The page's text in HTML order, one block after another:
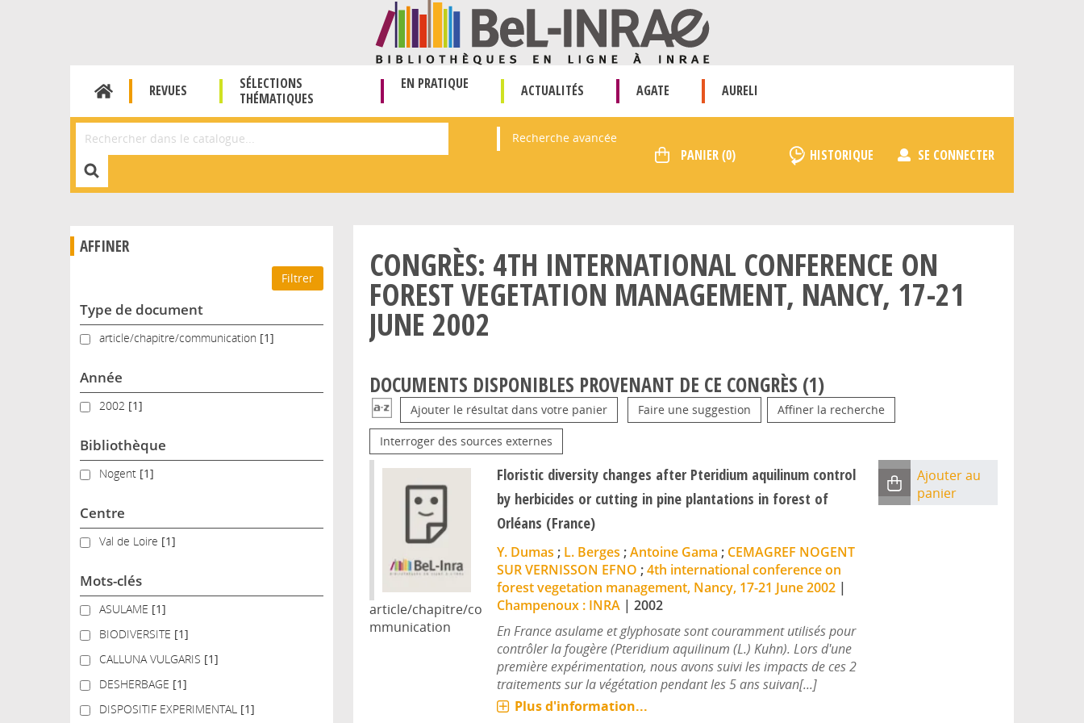
REVUES
SÉLECTIONS
THÉMATIQUES
EN PRATIQUE ACTUALITÉS AGATE AURELI
Affiner la Recherche Recherche avancée
HISTORIQUE SE CONNECTER
AFFINER
Type de document
article/chapitre/communication
article/chapitre/communication [1]
Année
20022002 [1]
Bibliothèque
NogentNogent [1]
Centre
Val de Loire
Val de Loire [1]
Mots-clés
ASULAME
ASULAME [1]
BIODIVERSITE
BIODIVERSITE [1]
CALLUNA VULGARIS
CALLUNA VULGARIS [1]
DESHERBAGE
DESHERBAGE [1]
DISPOSITIF EXPERIMENTAL
DISPOSITIF EXPERIMENTAL [1]
CONGRÈS: 4TH INTERNATIONAL CONFERENCE ON
FOREST VEGETATION MANAGEMENT, NANCY, 17-21
JUNE 2002
DOCUMENTS DISPONIBLES PROVENANT DE CE CONGRÈS (1)
Ajouter le résultat dans votre panier Faire une suggestion Affiner la recherche
Interroger des sources externes
article/chapitre/co
mmunication
Floristic diversity changes after Pteridium aquilinum control
by herbicides or cutting in pine plantations in forest of
Orléans (France)
Y. Dumas ; L. Berges ;Antoine Gama ; CEMAGREF NOGENT
SUR VERNISSON EFNO ;4th international conference on
forest vegetation management, Nancy, 17-21 June 2002 |
Champenoux : INRA| 2002
En France asulame et glyphosate sont couramment utilisés pour
contrôler la fougère (Pteridium aquilinum (L.) Kuhn). Lors d'une
première expérimentation, nous avons suivi les impacts de ces 2
traitements sur la végétation pendant les 5 ans suivan[...]
Plus d'information...
Ajouter au
panier